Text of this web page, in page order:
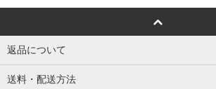
返品について
送料・配送方法